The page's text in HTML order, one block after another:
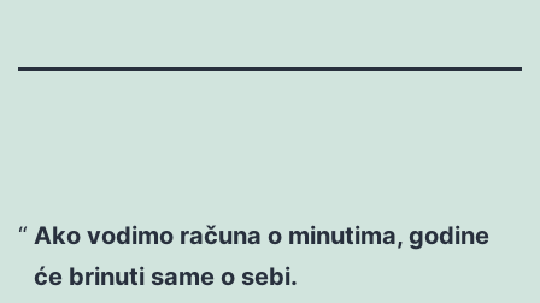
Ako vodimo računa o minutima, godine
će brinuti same o sebi.